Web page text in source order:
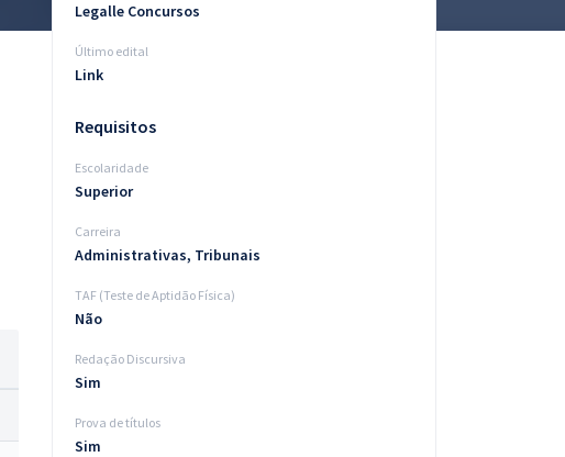
Legalle Concursos
Último edital
Link
Requisitos
Escolaridade
Superior
Carreira
Administrativas, Tribunais
TAF (Teste de Aptidão Física)
Não
Redação Discursiva
Sim
Prova de títulos
Sim